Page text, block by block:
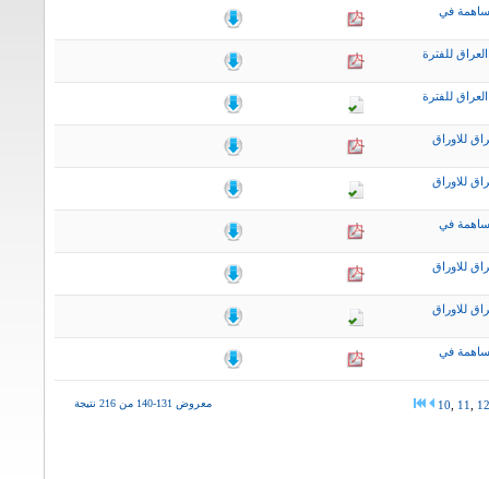
في
للفترة
للفترة
للاوراق
للاوراق
في
للاوراق
للاوراق
في
معروض 131-140 من 216 نتيجة 10 11 12